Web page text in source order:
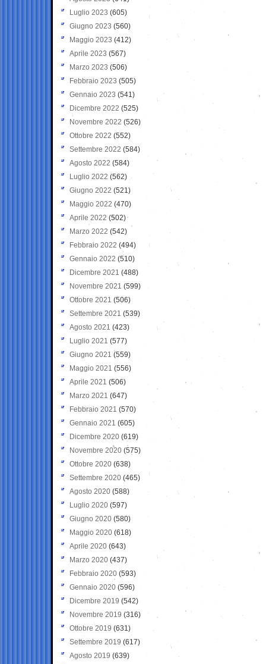
Luglio 2023 (605)
Giugno 2023 (560)
Maggio 2023 (412)
Aprile 2023 (567)
Marzo 2023 (506)
Febbraio 2023 (505)
Gennaio 2023 (541)
Dicembre 2022 (525)
Novembre 2022 (526)
Ottobre 2022 (552)
Settembre 2022 (584)
Agosto 2022 (584)
Luglio 2022 (562)
Giugno 2022 (521)
Maggio 2022 (470)
Aprile 2022 (502)
Marzo 2022 (542)
Febbraio 2022 (494)
Gennaio 2022 (510)
Dicembre 2021 (488)
Novembre 2021 (599)
Ottobre 2021 (506)
Settembre 2021 (539)
Agosto 2021 (423)
Luglio 2021 (577)
Giugno 2021(559)
Maggio 2021 (556)
Aprile 2021 (506)
Marzo 2021 (647)
Febbraio 2021 (570)
Gennaio 2021 (605)
Dicembre 2020 (619)
Novembre 2020 (575)
Ottobre 2020 (638)
Settembre 2020(465)
Agosto 2020 (588)
Luglio 2020 (597)
Giugno 2020 (580)
Maggio 2020 (618)
Aprile 2020 (643)
Marzo 2020 (437)
Febbraio 2020 (593)
Gennaio 2020 (596)
Dicembre 2019 (542)
Novembre 2019 (316)
Ottobre 2019 (631)
Settembre 2019 (617)
Agosto 2019 (639)